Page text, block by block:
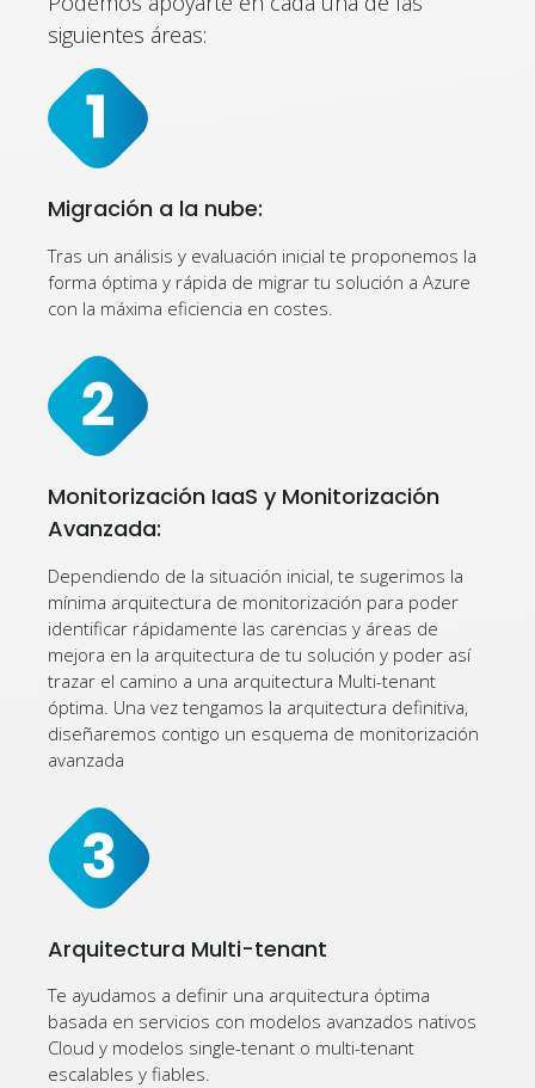
siguientes áreas:
Migración a la nube:
Tras un análisis y evaluación inicial te proponemos la
forma óptima y rápida de migrar tu solución a Azure
con la máxima eficiencia en costes.
Monitorización IaaS y Monitorización
Avanzada:
Dependiendo de la situación inicial, te sugerimos la
mínima arquitectura de monitorización para poder
identificar rápidamente las carencias y áreas de
mejora en la arquitectura de tu solución y poder así
trazar el camino a una arquitectura Multi-tenant
óptima. Una vez tengamos la arquitectura definitiva,
diseñaremos contigo un esquema de monitorización
avanzada
Arquitectura Multi-tenant
Te ayudamos a definir una arquitectura óptima
basada en servicios con modelos avanzados nativos
Cloud y modelos single-tenant o multi-tenant
escalables y fiables.